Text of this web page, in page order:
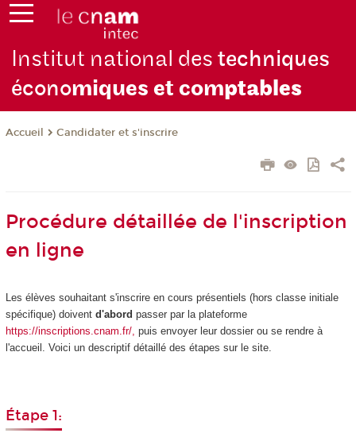
Institut national destechniques
économiques et comptables
Accueil Candidater et s'inscrire
Procédure détaillée de l'inscription
en ligne
Les élèves souhaitant s'inscrire en cours présentiels (hors classe initiale
spécifique) doivent d'abord passer par la plateforme
https://inscriptions.cnam.fr/, puis envoyer leur dossier ou se rendre à
l'accueil. Voici un descriptif détaillé des étapes sur le site.
Étape 1: